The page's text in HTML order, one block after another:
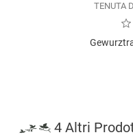
TENUTA
4 Altri